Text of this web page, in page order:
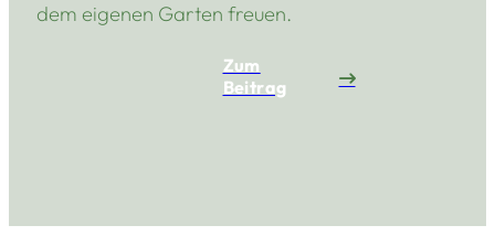
dem eigenen Garten freuen.
Zum
Beitrag